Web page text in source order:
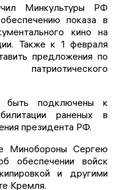
Минкультуры РФ
показа в
кино на
Также к 1 февраля
предложения по
быть подключены к
раненых в
президента РФ.
Минобороны Сергею
обеспечении войск
и другими
Кремля.